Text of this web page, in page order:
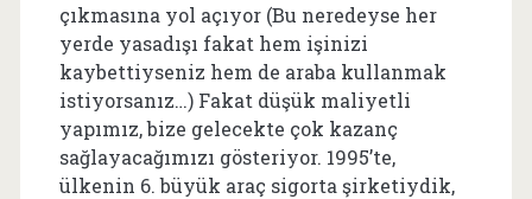
çıkmasına yol açıyor (Bu neredeyse her
yerde yasadışı fakat hem işinizi
kaybettiyseniz hem de araba kullanmak
istiyorsanız…) Fakat düşük maliyetli
yapımız, bize gelecekte çok kazanç
sağlayacağımızı gösteriyor. 1995’te,
ülkenin 6. büyük araç sigorta şirketiydik,